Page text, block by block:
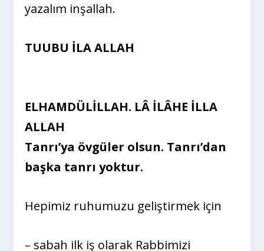
yazalım inşallah.
TUUBU İLA ALLAH
ELHAMDÜLİLLAH. LÂ İLÂHE İLLA
ALLAH
Tanrı’ya övgüler olsun. Tanrı’dan
başka tanrı yoktur.
Hepimiz ruhumuzu geliştirmek için
– sabah ilk iş olarak Rabbimizi